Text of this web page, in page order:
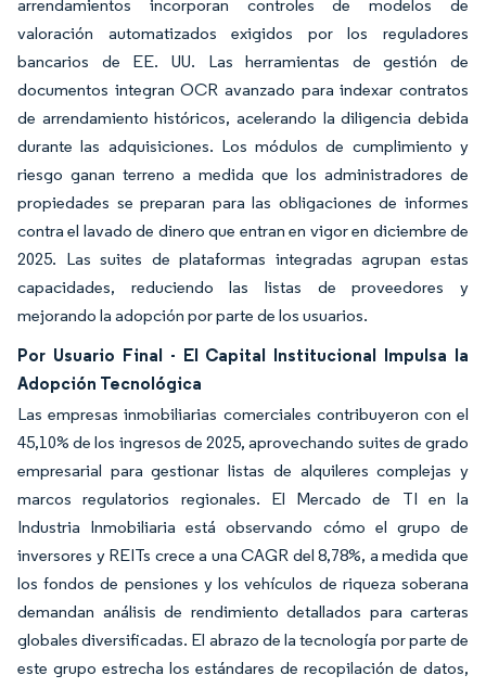
arrendamientos incorporan controles de modelos de
valoración automatizados exigidos por los reguladores
bancarios de EE. UU. Las herramientas de gestión de
documentos integran OCR avanzado para indexar contratos
de arrendamiento históricos, acelerando la diligencia debida
durante las adquisiciones. Los módulos de cumplimiento y
riesgo ganan terreno a medida que los administradores de
propiedades se preparan para las obligaciones de informes
contra el lavado de dinero que entran en vigor en diciembre de
2025. Las suites de plataformas integradas agrupan estas
capacidades, reduciendo las listas de proveedores y
mejorando la adopción por parte de los usuarios.
Por Usuario Final - El Capital Institucional Impulsa la
Adopción Tecnológica
Las empresas inmobiliarias comerciales contribuyeron con el
45,10% de los ingresos de 2025, aprovechando suites de grado
empresarial para gestionar listas de alquileres complejas y
marcos regulatorios regionales. El Mercado de TI en la
Industria Inmobiliaria está observando cómo el grupo de
inversores y REITs crece a una CAGR del 8,78%, a medida que
los fondos de pensiones y los vehículos de riqueza soberana
demandan análisis de rendimiento detallados para carteras
globales diversificadas. El abrazo de la tecnología por parte de
este grupo estrecha los estándares de recopilación de datos,